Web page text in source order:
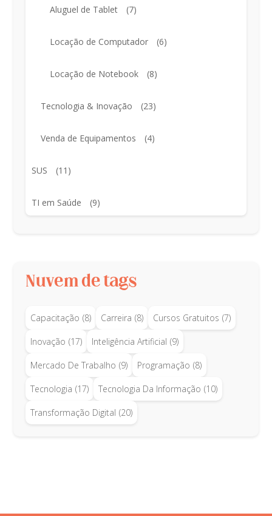
Aluguel de Tablet (7)
Locação de Computador (6)
Locação de Notebook (8)
Tecnologia & Inovação (23)
Venda de Equipamentos (4)
SUS (11)
TI em Saúde (9)
Nuvem de tags
Capacitação (8) Carreira (8) Cursos Gratuitos (7)
Inovação (17) Inteligência Artificial (9)
Mercado De Trabalho (9) Programação (8)
Tecnologia (17) Tecnologia Da Informação (10)
Transformação Digital (20)